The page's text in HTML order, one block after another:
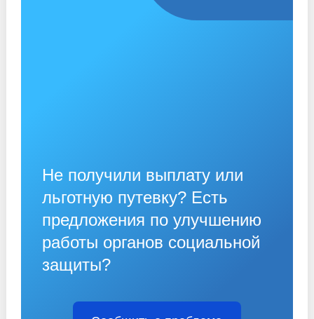
Не получили выплату или
льготную путевку? Есть
предложения по улучшению
работы органов социальной
защиты?